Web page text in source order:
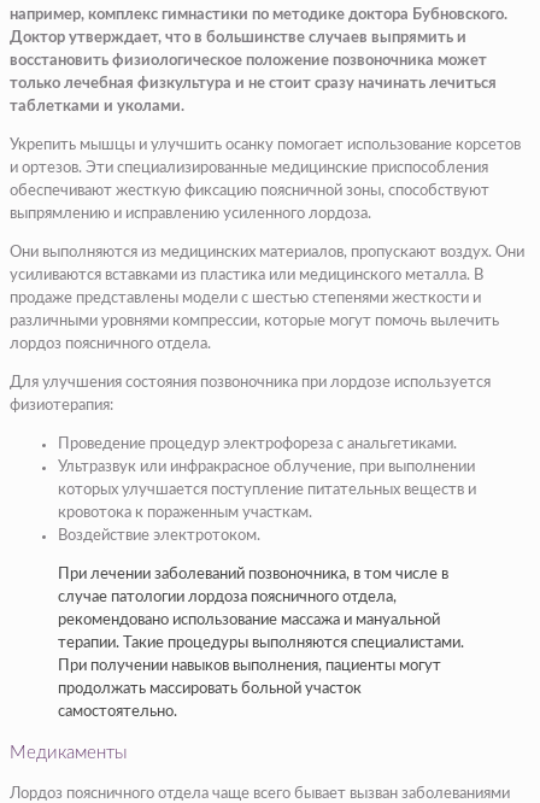
например, комплекс гимнастики по методике доктора Бубновского.
Доктор утверждает, что в большинстве случаев выпрямить и
восстановить физиологическое положение позвоночника может
только лечебная физкультура и не стоит сразу начинать лечиться
таблетками и уколами.
Укрепить мышцы и улучшить осанку помогает использование корсетов
и ортезов. Эти специализированные медицинские приспособления
обеспечивают жесткую фиксацию поясничной зоны, способствуют
выпрямлению и исправлению усиленного лордоза.
Они выполняются из медицинских материалов, пропускают воздух. Они
усиливаются вставками из пластика или медицинского металла. В
продаже представлены модели с шестью степенями жесткости и
различными уровнями компрессии, которые могут помочь вылечить
лордоз поясничного отдела.
Для улучшения состояния позвоночника при лордозе используется
физиотерапия:
Проведение процедур электрофореза с анальгетиками.
Ультразвук или инфракрасное облучение, при выполнении
которых улучшается поступление питательных веществ и
кровотока к пораженным участкам.
Воздействие электротоком.
При лечении заболеваний позвоночника, в том числе в
случае патологии лордоза поясничного отдела,
рекомендовано использование массажа и мануальной
терапии. Такие процедуры выполняются специалистами.
При получении навыков выполнения, пациенты могут
продолжать массировать больной участок
самостоятельно.
Медикаменты
Лордоз поясничного отдела чаще всего бывает вызван заболеваниями